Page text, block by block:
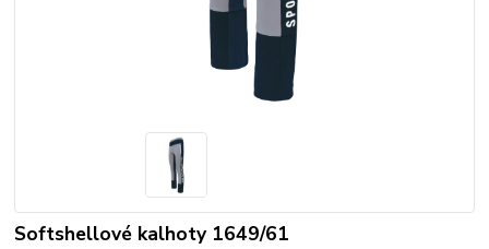
Softshellové kalhoty 1649/61